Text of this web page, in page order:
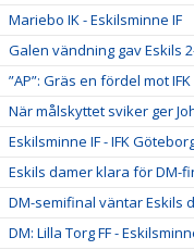
Mariebo IK - Eskilsminne IF
Galen vändning gav Eskils
”AP”: Gräs en fördel mot
När målskyttet sviker ger
Eskilsminne IF - IFK
Eskils damer klara för DM-
DM-semifinal väntar Eskils
DM: Lilla Torg FF -